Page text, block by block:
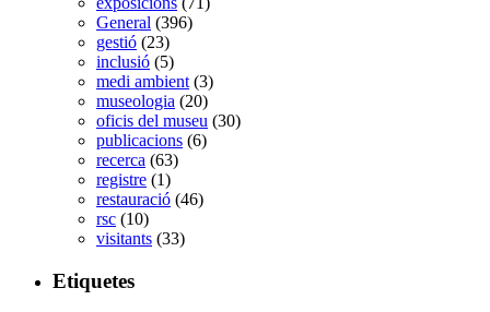
General (396)
gestió (23)
inclusió (5)
medi ambient (3)
museologia (20)
oficis del museu (30)
publicacions (6)
recerca (63)
registre (1)
restauració (46)
rsc (10)
visitants (33)
Etiquetes